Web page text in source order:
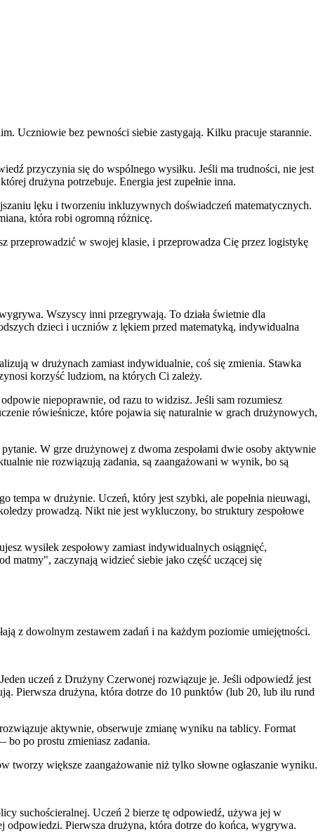
Uczniowie bez pewności siebie zastygają. Kilku pracuje starannie.
przyczynia się do wspólnego wysiłku. Jeśli ma trudności, nie jest
drużyna potrzebuje. Energia jest zupełnie inna.
lęku i tworzeniu inkluzywnych doświadczeń matematycznych.
która robi ogromną różnicę.
przeprowadzić w swojej klasie, i przeprowadza Cię przez logistykę
Wszyscy inni przegrywają. To działa świetnie dla
dzieci i uczniów z lękiem przed matematyką, indywidualna
w drużynach zamiast indywidualnie, coś się zmienia. Stawka
korzyść ludziom, na których Ci zależy.
niepoprawnie, od razu to widzisz. Jeśli sam rozumiesz
rówieśnicze, które pojawia się naturalnie w grach drużynowych,
W grze drużynowej z dwoma zespołami dwie osoby aktywnie
nie rozwiązują zadania, są zaangażowani w wynik, bo są
w drużynie. Uczeń, który jest szybki, ale popełnia nieuwagi,
prowadzą. Nikt nie jest wykluczony, bo struktury zespołowe
wysiłek zespołowy zamiast indywidualnych osiągnięć,
matmy", zaczynają widzieć siebie jako część uczącej się
z dowolnym zestawem zadań i na każdym poziomie umiejętności.
uczeń z Drużyny Czerwonej rozwiązuje je. Jeśli odpowiedź jest
Pierwsza drużyna, która dotrze do 10 punktów (lub 20, lub ilu rund
aktywnie, obserwuje zmianę wyniku na tablicy. Format
bo po prostu zmieniasz zadania.
większe zaangażowanie niż tylko słowne ogłaszanie wyniku.
suchościeralnej. Uczeń 2 bierze tę odpowiedź, używa jej w
odpowiedzi. Pierwsza drużyna, która dotrze do końca, wygrywa.